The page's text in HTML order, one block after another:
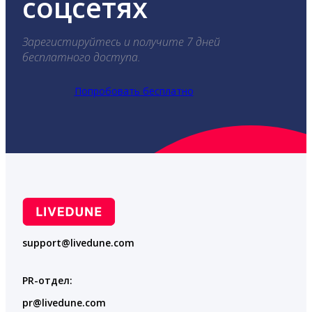
Зарегистируйтесь и получите 7 дней
бесплатного доступа.
Попробовать бесплатно
support@livedune.com
PR-отдел:
pr@livedune.com